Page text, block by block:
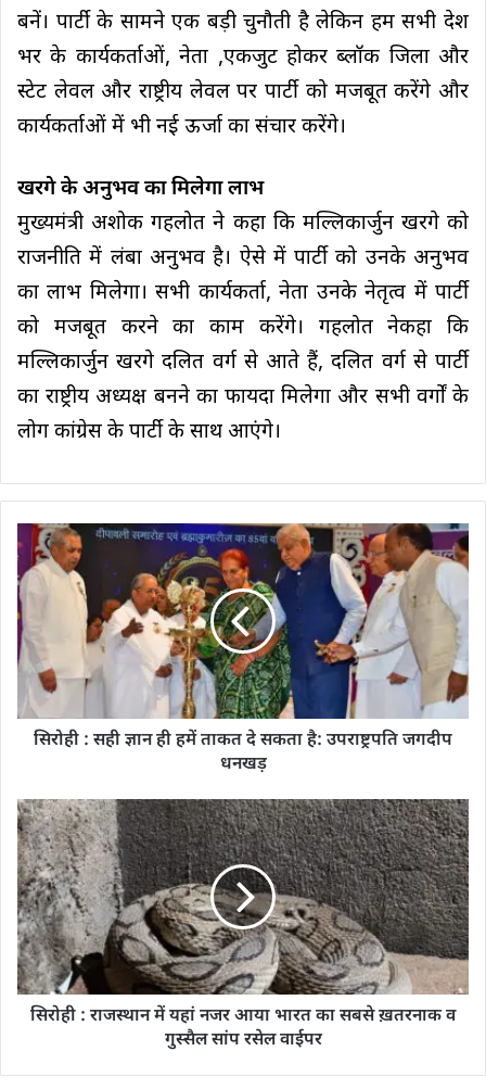
बनें। पार्टी के सामने एक बड़ी चुनौती है लेकिन हम सभी देश
भर के कार्यकर्ताओं, नेता ,एकजुट होकर ब्लॉक जिला और
स्टेट लेवल और राष्ट्रीय लेवल पर पार्टी को मजबूत करेंगे और
कार्यकर्ताओं में भी नई ऊर्जा का संचार करेंगे।
खरगे के अनुभव का मिलेगा लाभ
मुख्यमंत्री अशोक गहलोत ने कहा कि मल्लिकार्जुन खरगे को
राजनीति में लंबा अनुभव है। ऐसे में पार्टी को उनके अनुभव
का लाभ मिलेगा। सभी कार्यकर्ता, नेता उनके नेतृत्व में पार्टी
को मजबूत करने का काम करेंगे। गहलोत नेकहा कि
मल्लिकार्जुन खरगे दलित वर्ग से आते हैं, दलित वर्ग से पार्टी
का राष्ट्रीय अध्यक्ष बनने का फायदा मिलेगा और सभी वर्गों के
लोग कांग्रेस के पार्टी के साथ आएंगे।
सिरोही : सही ज्ञान ही हमें ताकत दे सकता है: उपराष्ट्रपति जगदीप
धनखड़
सिरोही : राजस्थान में यहां नजर आया भारत का सबसे ख़तरनाक व
गुस्सैल सांप रसेल वाईपर